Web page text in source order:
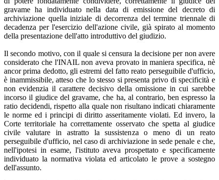
gravame ha individuato nella data di emissione del decreto di
archiviazione quella iniziale di decorrenza del termine triennale di
decadenza per l'esercizio dell'azione civile, già spirato al momento
della presentazione dell'atto introduttivo del giudizio.
Il secondo motivo, con il quale si censura la decisione per non avere
considerato che l'INAIL non aveva provato in maniera specifica, nè
ancor prima dedotto, gli estremi del fatto reato perseguibile d'ufficio,
è inammissibile, atteso che lo stesso si presenta privo di specificità e
non evidenzia il carattere decisivo della omissione in cui sarebbe
incorso il giudice del gravame, che ha, al contrario, ben espresso la
ratio decidendi, rispetto alla quale non risultano indicati chiaramente
le norme ed i principi di diritto asseritamente violati. Ed invero, la
Corte territoriale ha correttamente osservato che spetta al giudice
civile valutare in astratto la sussistenza o meno di un reato
perseguibile d'ufficio, nel caso di archiviazione in sede penale e che,
nell'ipotesi in esame, l'istituto aveva prospettato e specificamente
individuato la normativa violata ed articolato le prove a sostegno
dell'assunto.